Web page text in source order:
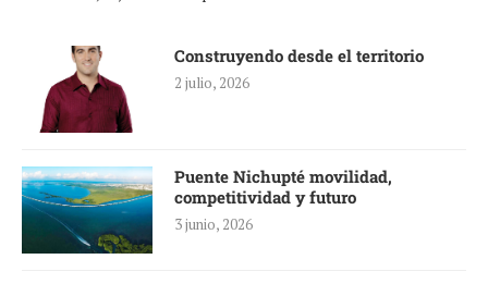
Construyendo desde el territorio
2 julio, 2026
Puente Nichupté movilidad,
competitividad y futuro
3 junio, 2026